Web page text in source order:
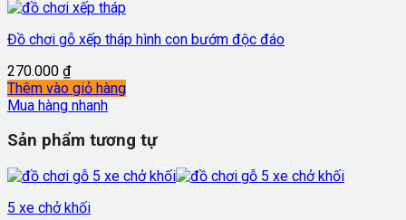
Đồ chơi gỗ xếp tháp hình con bướm độc đáo
270.000 ₫
Thêm vào giỏ hàng
Mua hàng nhanh
Sản phẩm tương tự
5 xe chở khối